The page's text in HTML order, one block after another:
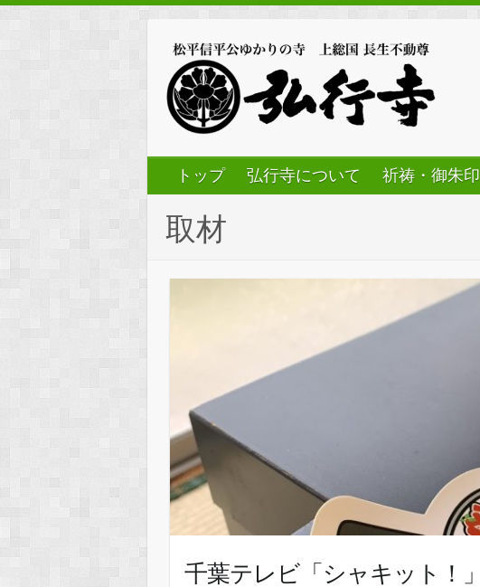
トップ 弘行寺について 祈祷・御朱印
取材
千葉テレビ「シャキット！」